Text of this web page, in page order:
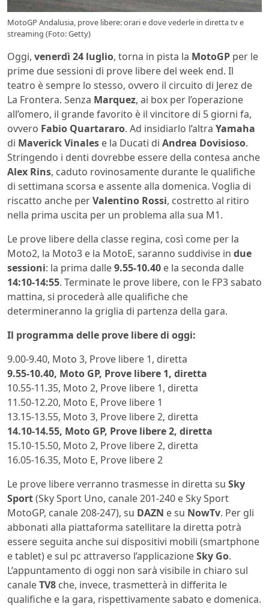
MotoGP Andalusia, prove libere: orari e dove vederle in diretta tv e
streaming (Foto: Getty)
Oggi, venerdì 24 luglio, torna in pista la MotoGP per le
prime due sessioni di prove libere del week end. Il
teatro è sempre lo stesso, ovvero il circuito di Jerez de
La Frontera. Senza Marquez, ai box per l’operazione
all’omero, il grande favorito è il vincitore di 5 giorni fa,
ovvero Fabio Quartararo. Ad insidiarlo l’altra Yamaha
di Maverick Vinales e la Ducati di Andrea Dovisioso.
Stringendo i denti dovrebbe essere della contesa anche
Alex Rins, caduto rovinosamente durante le qualifiche
di settimana scorsa e assente alla domenica. Voglia di
riscatto anche perValentino Rossi, costretto al ritiro
nella prima uscita per un problema alla sua M1.
Le prove libere della classe regina, così come per la
Moto2, la Moto3 e la MotoE, saranno suddivise in due
sessioni: la prima dalle9.55-10.40 e la seconda dalle
14:10-14:55. Terminate le prove libere, con le FP3 sabato
mattina, si procederà alle qualifiche che
determineranno la griglia di partenza della gara.
Il programma delle prove libere di oggi:
9.00-9.40, Moto 3, Prove libere 1, diretta
9.55-10.40, Moto GP, Prove libere 1, diretta
10.55-11.35, Moto 2, Prove libere 1, diretta
11.50-12.20, Moto E, Prove libere 1
13.15-13.55, Moto 3, Prove libere 2, diretta
14.10-14.55, Moto GP, Prove libere 2, diretta
15.10-15.50, Moto 2, Prove libere 2, diretta
16.05-16.35, Moto E, Prove libere 2
Le prove libere verranno trasmesse in diretta su Sky
Sport(Sky Sport Uno, canale 201-240 e Sky Sport
MotoGP, canale 208-247), su DAZN e su NowTv. Per gli
abbonati alla piattaforma satellitare la diretta potrà
essere seguita anche sui dispositivi mobili (smartphone
e tablet) e sul pc attraverso l’applicazioneSky Go.
L’appuntamento di oggi non sarà visibile in chiaro sul
canaleTV8 che, invece, trasmetterà in differita le
qualifiche e la gara, rispettivamente sabato e domenica.